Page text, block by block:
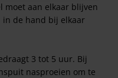
moet aan elkaar blijven
in de hand bij elkaar
3 tot 5 uur. Bij
nasproeien om te